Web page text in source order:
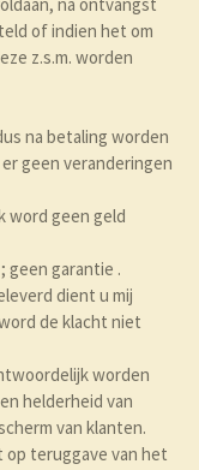
of indien het om
z.s.m. worden
na betaling worden
geen veranderingen
word geen geld
garantie .
dient u mij
de klacht niet
worden
helderheid van
van klanten.
op teruggave van het